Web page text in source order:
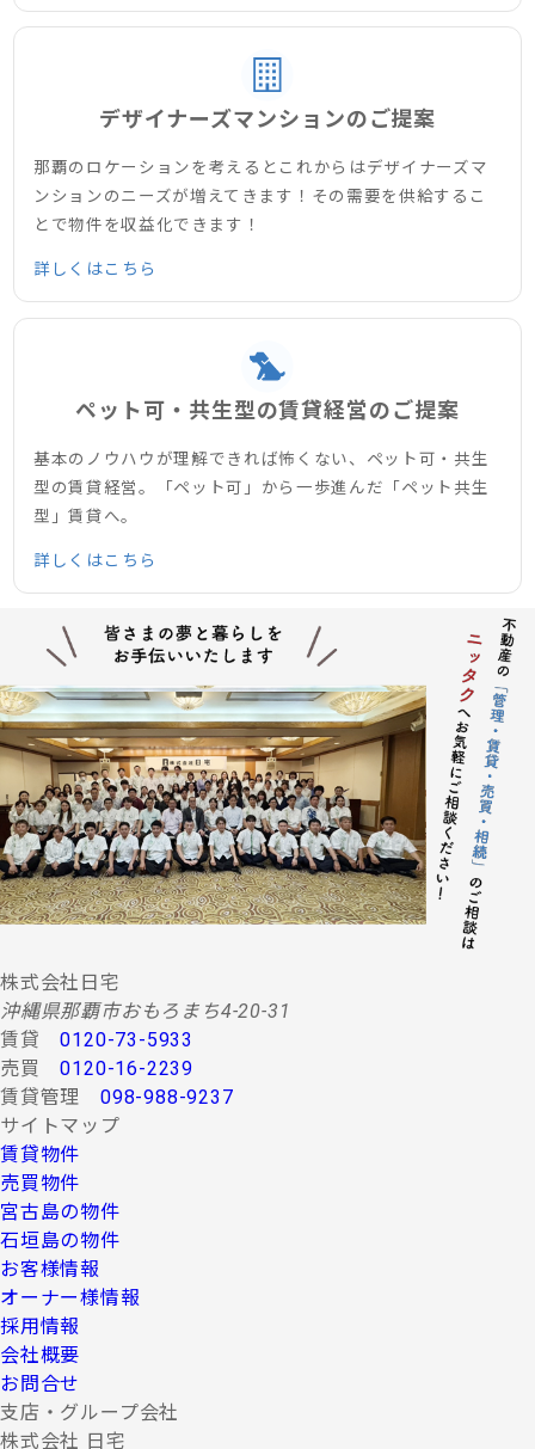
デザイナーズマンションのご提案
那覇のロケーションを考えるとこれからはデザイナーズマ
ンションのニーズが増えてきます！その需要を供給するこ
とで物件を収益化できます！
詳しくはこちら
ペット可・共生型の賃貸経営のご提案
基本のノウハウが理解できれば怖くない、ペット可・共生
型の賃貸経営。「ペット可」から一歩進んだ「ペット共生
型」賃貸へ。
詳しくはこちら
株式会社日宅
沖縄県那覇市おもろまち4-20-31
賃貸0120-73-5933
売買0120-16-2239
賃貸管理 098-988-9237
サイトマップ
賃貸物件
売買物件
宮古島の物件
石垣島の物件
お客様情報
オーナー様情報
採用情報
会社概要
お問合せ
支店・グループ会社
株式会社 日宅